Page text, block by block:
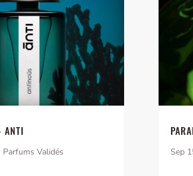
Parfums Validés Sep